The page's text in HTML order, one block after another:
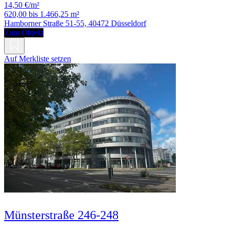
14,50 €/m²
620,00 bis 1.466,25 m²
Hamborner Straße 51-55, 40472 Düsseldorf
Zum Objekt
Auf Merkliste setzen
Münsterstraße 246-248